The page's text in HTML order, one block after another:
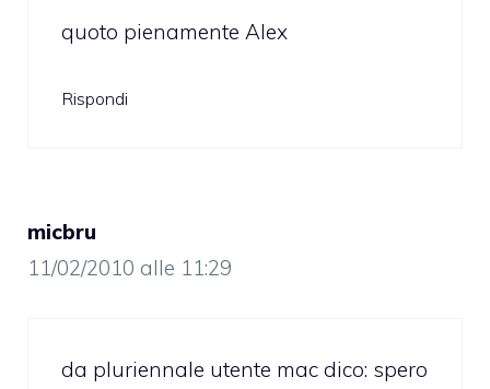
quoto pienamente Alex
Rispondi
micbru
11/02/2010 alle 11:29
da pluriennale utente mac dico: spero